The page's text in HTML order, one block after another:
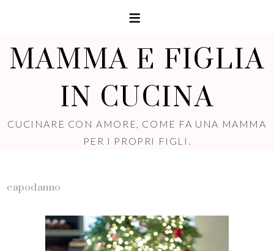
MAMMA E FIGLIA
IN CUCINA
CUCINARE CON AMORE, COME FA UNA MAMMA
PER I PROPRI FIGLI.
capodanno